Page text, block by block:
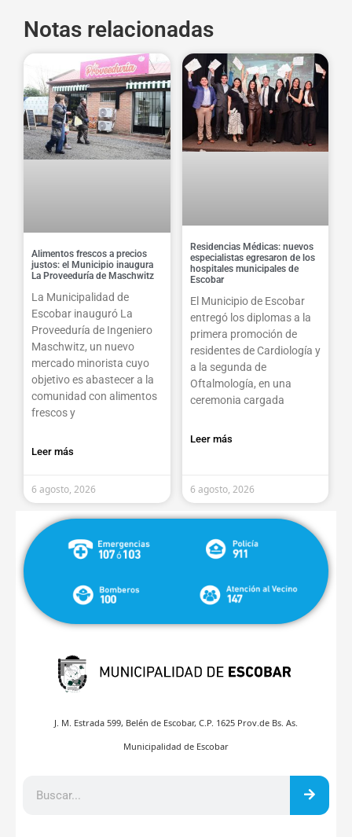
Notas relacionadas
Alimentos frescos a precios
justos: el Municipio inaugura
La Proveeduría de Maschwitz
La Municipalidad de
Escobar inauguró La
Proveeduría de Ingeniero
Maschwitz, un nuevo
mercado minorista cuyo
objetivo es abastecer a la
comunidad con alimentos
frescos y
Leer más
6 agosto, 2026
Residencias Médicas: nuevos
especialistas egresaron de los
hospitales municipales de
Escobar
El Municipio de Escobar
entregó los diplomas a la
primera promoción de
residentes de Cardiología y
a la segunda de
Oftalmología, en una
ceremonia cargada
Leer más
6 agosto, 2026
J. M. Estrada 599, Belén de Escobar, C.P. 1625 Prov.de Bs. As.
Municipalidad de Escobar